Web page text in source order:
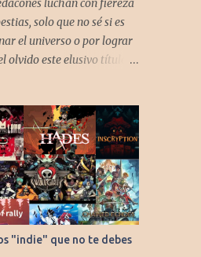
luchan con fiereza
solo que no sé si es
el universo o por lograr
olvido este elusivo título
"indie" que no te debes